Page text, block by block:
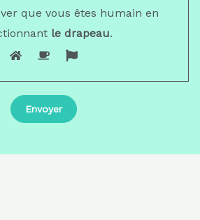
que vous êtes humain en
le drapeau.